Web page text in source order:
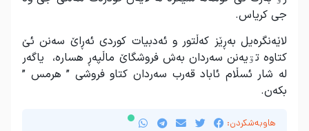
جی کریاس.
لاێەنگرەیل بەڕێز کەڵتور و ئەدبیات کوردی ئەڕاێ سەنن ئێ
کتاوە تۊیەنن سەردان بەش فروشگاێ ماڵپەڕ هسارە، یاگەر
لە شار ئسڵام ئاباد قەرب سەردان کتاو فروشی ” هرمس ”
بکەن.
هاوبەشکردن: